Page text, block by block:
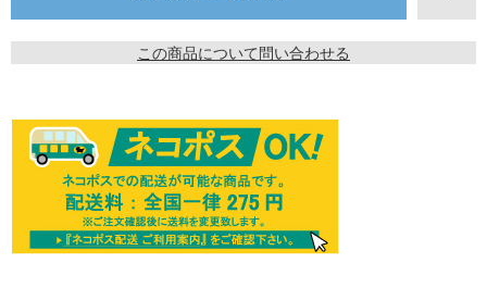
この商品について問い合わせる